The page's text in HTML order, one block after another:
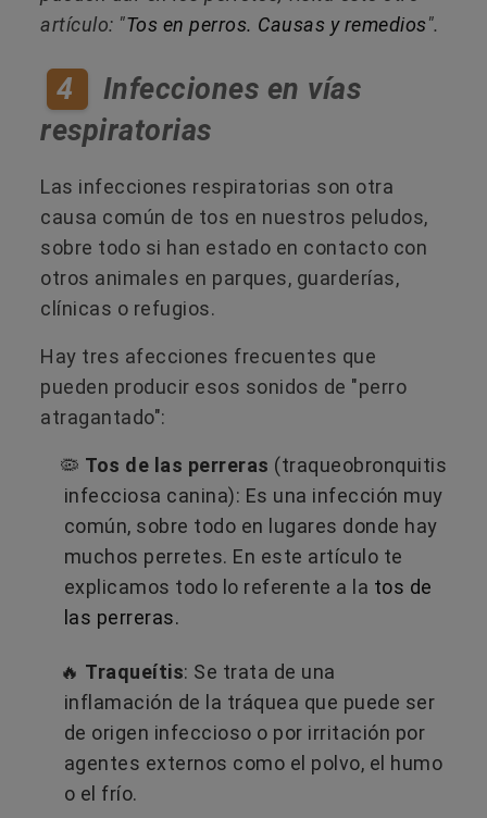
artículo: "Tos en perros. Causas y remedios".
4
Infecciones en vías
respiratorias
Las infecciones respiratorias son otra
causa común de tos en nuestros peludos,
sobre todo si han estado en contacto con
otros animales en parques, guarderías,
clínicas o refugios.
Hay tres afecciones frecuentes que
pueden producir esos sonidos de "perro
atragantado":
🦠 Tos de las perreras (traqueobronquitis
infecciosa canina): Es una infección muy
común, sobre todo en lugares donde hay
muchos perretes. En este artículo te
explicamos todo lo referente a la tos de
las perreras.
🔥 Traqueítis: Se trata de una
inflamación de la tráquea que puede ser
de origen infeccioso o por irritación por
agentes externos como el polvo, el humo
o el frío.